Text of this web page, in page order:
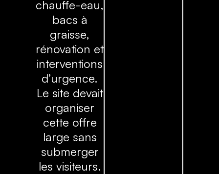
chauffe-eau,
bacs à
graisse,
rénovation et
interventions
d’urgence.
Le site devait
organiser
cette offre
large sans
submerger
les visiteurs.